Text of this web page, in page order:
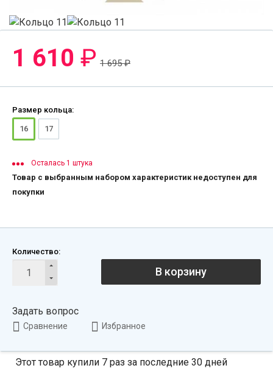
1 610 ₽ 1 695₽
Размер кольца:
16 17
Осталась 1 штука
Товар с выбранным набором характеристик недоступен для
покупки
Количество:
В корзину
Задать вопрос
Сравнение Избранное
Этот товар купили 7 раз за последние 30 дней